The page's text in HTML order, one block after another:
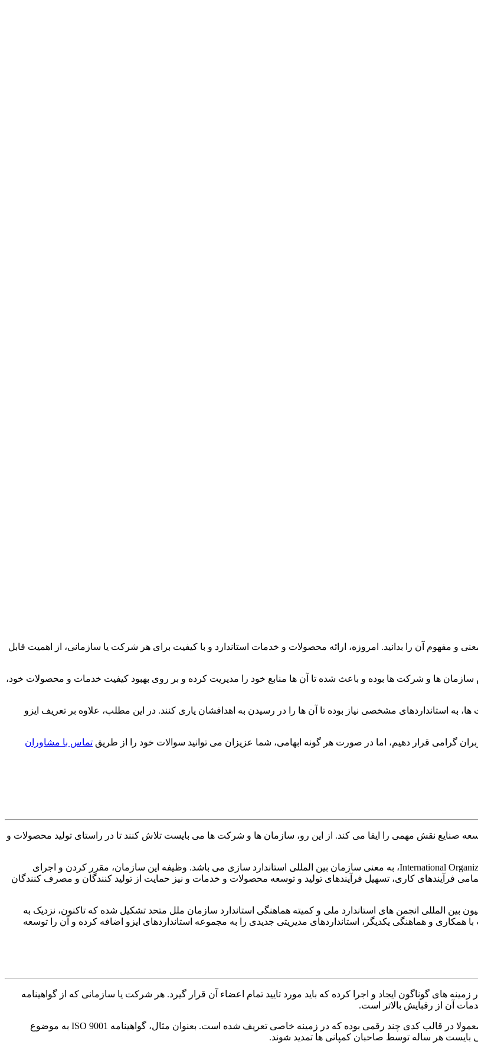
و مفهوم آن را بدانید. امروزه، ارائه محصولات و خدمات استاندارد و با کیفیت برای هر شرکت یا سازمانی، از اهمیت قابل
ها و شرکت ها بوده و باعث شده تا آن ها منابع خود را مدیریت کرده و بر روی بهبود کیفیت خدمات و محصولات خود،
به استانداردهای مشخصی نیاز بوده تا آن ها را در رسیدن به اهدافشان یاری کنند. در این مطلب، علاوه بر تعریف ایزو
گرامی قرار دهیم، اما در صورت هر گونه ابهامی، شما عزیزان می توانید سوالات خود را از طریق تماس با مشاوران
صنایع نقش مهمی را ایفا می کند. از این رو، سازمان ها و شرکت ها می بایست تلاش کنند تا در راستای تولید محصولات و
ایزو (ISO) یک سازمان بین المللی است که مخفف عبارت International Organization for Standardization، به معنی سازمان بین المللی استاندارد سازی می باشد. وظیفه این سازمان، مقرر کردن و اجرای
فرآیندهای کاری، تسهیل فرآیندهای تولید و توسعه محصولات و خدمات و نیز حمایت از تولید کنندگان و مصرف کنندگان
بین المللی انجمن های استاندارد ملی و کمیته هماهنگی استاندارد سازمان ملل متحد تشکیل شده که تاکنون، نزدیک به
با همکاری و هماهنگی یکدیگر، استانداردهای مدیریتی جدیدی را به مجموعه استانداردهای ایزو اضافه کرده و آن را توسعه
زمینه های گوناگون ایجاد و اجرا کرده که باید مورد تایید تمام اعضاء آن قرار گیرد. هر شرکت یا سازمانی که از گواهینامه
آن از رقبایش بالاتر است.
هدف اصلی یک استاندارد توسط گواهینامه ایزو (ISO) بیان می شود. این گواهینامه معمولا در قالب کدی چند رقمی بوده که در زمینه خاصی تعریف شده است. بعنوان مثال، گواهینامه ISO 9001 به موضوع
هر ساله توسط صاحبان کمپانی ها تمدید شوند.